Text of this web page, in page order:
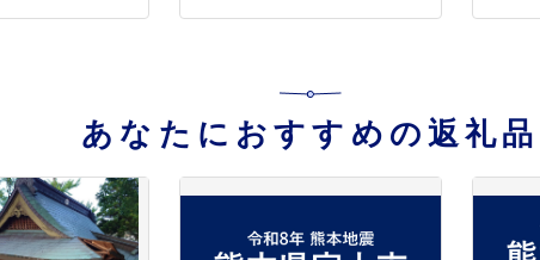
あなたにおすすめの返礼品